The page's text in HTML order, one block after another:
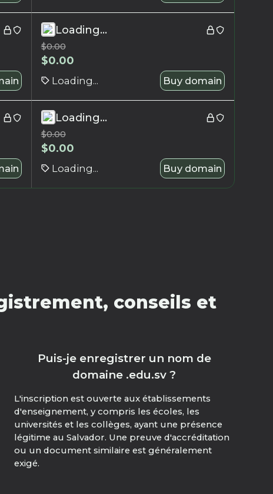
Loading...
$0.00
$0.00
Loading... Buy domain
Loading...
$0.00
$0.00
Loading... Buy domain
conseils et
Puis-je enregistrer un nom de
domaine .edu.sv ?
L'inscription est ouverte aux établissements
d'enseignement, y compris les écoles, les
universités et les collèges, ayant une présence
légitime au Salvador. Une preuve d'accréditation
ou un document similaire est généralement
exigé.